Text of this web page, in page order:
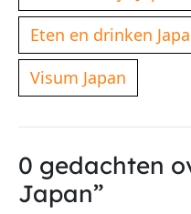
Eten en drinken
Visum Japan
0 gedachten
Japan”